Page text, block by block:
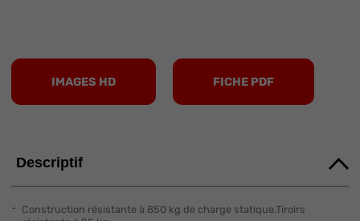
IMAGES HD FICHE PDF
Descriptif
Construction résistante à 850 kg de charge statique.Tiroirs